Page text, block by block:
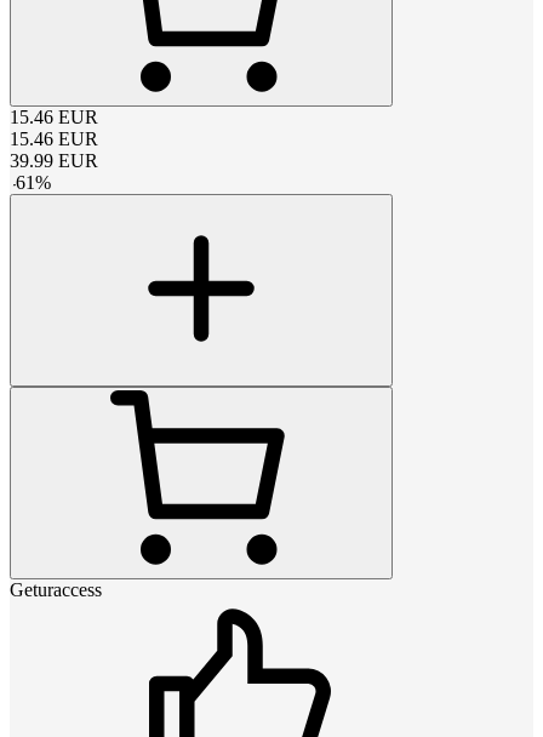
15.46 EUR
15.46 EUR
39.99 EUR
-61%
Geturaccess